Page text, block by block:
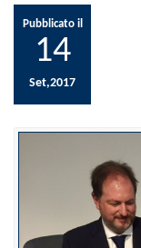
Pubblicato il
14
Set,2017